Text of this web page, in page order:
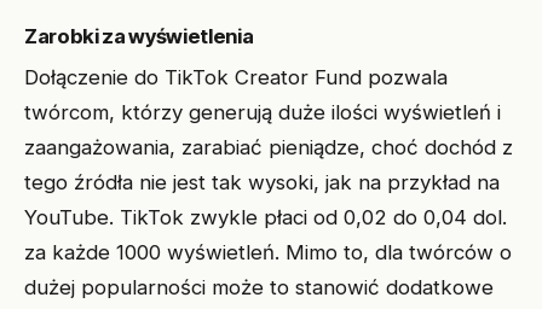
Zarobki za wyświetlenia
Dołączenie do TikTok Creator Fund pozwala
twórcom, którzy generują duże ilości wyświetleń i
zaangażowania, zarabiać pieniądze, choć dochód z
tego źródła nie jest tak wysoki, jak na przykład na
YouTube. TikTok zwykle płaci od 0,02 do 0,04 dol.
za każde 1000 wyświetleń. Mimo to, dla twórców o
dużej popularności może to stanowić dodatkowe